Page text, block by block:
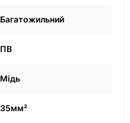
Багатожильний
ПВ
Мідь
35мм²